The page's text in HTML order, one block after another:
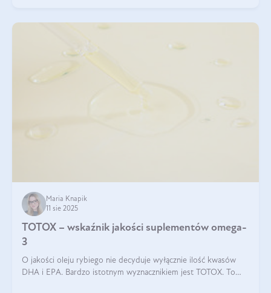
Maria Knapik
11 sie 2025
TOTOX – wskaźnik jakości suplementów omega-
3
O jakości oleju rybiego nie decyduje wyłącznie ilość kwasów
DHA i EPA. Bardzo istotnym wyznacznikiem jest TOTOX. To